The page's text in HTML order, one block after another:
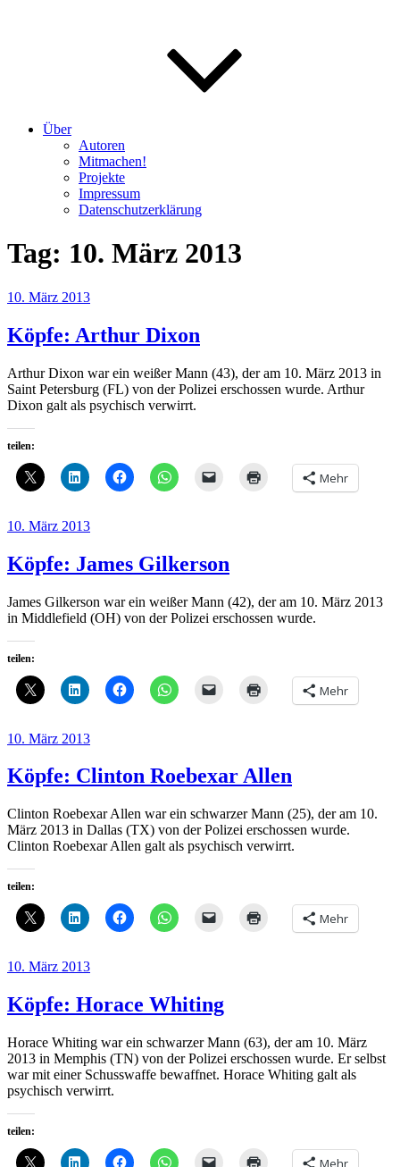
Über
Autoren
Mitmachen!
Projekte
Impressum
Datenschutzerklärung
Tag: 10. März 2013
Veröffentlicht
10. März 2013
Köpfe: Arthur Dixon
Arthur Dixon war ein weißer Mann (43), der am 10. März 2013 in
Saint Petersburg (FL) von der Polizei erschossen wurde. Arthur
Dixon galt als psychisch verwirrt.
teilen:
Mehr
Veröffentlicht
10. März 2013
Köpfe: James Gilkerson
James Gilkerson war ein weißer Mann (42), der am 10. März 2013
in Middlefield (OH) von der Polizei erschossen wurde.
teilen:
Mehr
Veröffentlicht
10. März 2013
Köpfe: Clinton Roebexar Allen
Clinton Roebexar Allen war ein schwarzer Mann (25), der am 10.
März 2013 in Dallas (TX) von der Polizei erschossen wurde.
Clinton Roebexar Allen galt als psychisch verwirrt.
teilen:
Mehr
Veröffentlicht
10. März 2013
Köpfe: Horace Whiting
Horace Whiting war ein schwarzer Mann (63), der am 10. März
2013 in Memphis (TN) von der Polizei erschossen wurde. Er selbst
war mit einer Schusswaffe bewaffnet. Horace Whiting galt als
psychisch verwirrt.
teilen:
Mehr